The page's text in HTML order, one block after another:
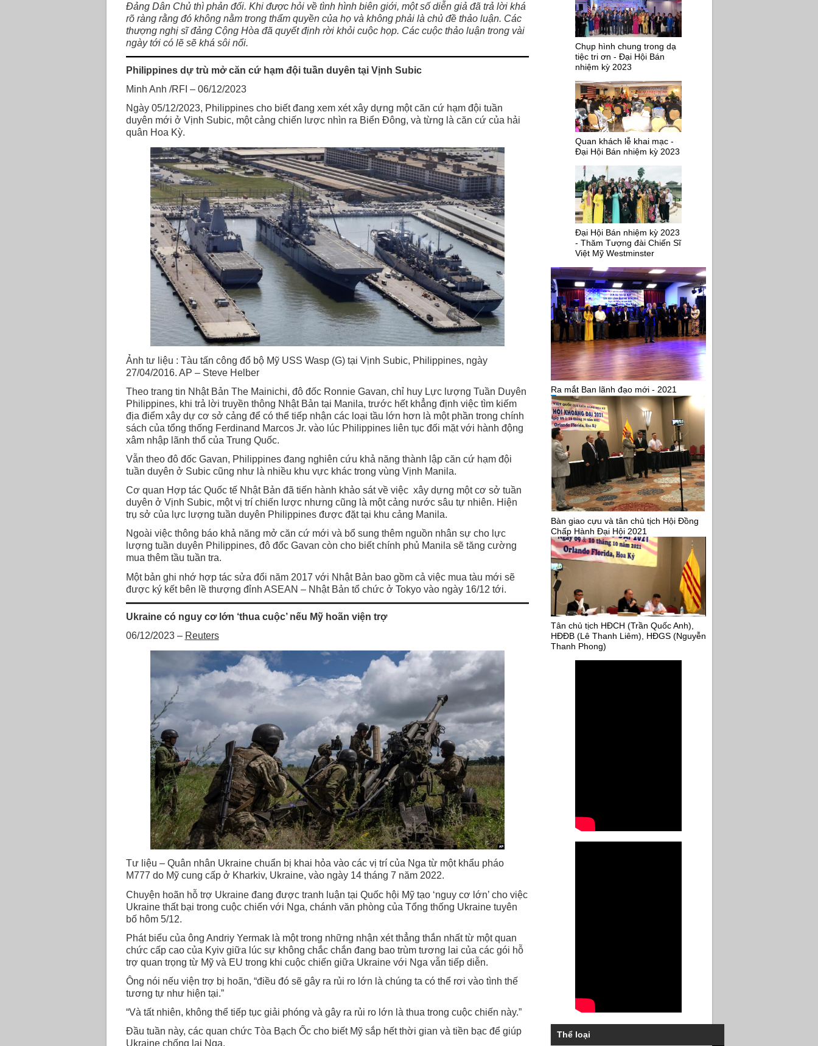
Đảng Dân Chủ thì phản đối. Khi được hỏi về tình hình biên giới, một số diễn giả đã trả lời khá
rõ ràng rằng đó không nằm trong thẩm quyền của họ và không phải là chủ đề thảo luận. Các
thượng nghị sĩ đảng Cộng Hòa đã quyết định rời khỏi cuộc họp. Các cuộc thảo luận trong vài
ngày tới có lẽ sẽ khá sôi nổi.
Philippines dự trù mở căn cứ hạm đội tuần duyên tại Vịnh Subic
Minh Anh /RFI – 06/12/2023
Ngày 05/12/2023, Philippines cho biết đang xem xét xây dựng một căn cứ hạm đội tuần
duyên mới ở Vịnh Subic, một cảng chiến lược nhìn ra Biển Đông, và từng là căn cứ của hải
quân Hoa Kỳ.
Ảnh tư liệu : Tàu tấn công đổ bộ Mỹ USS Wasp (G) tại Vịnh Subic, Philippines, ngày
27/04/2016. AP – Steve Helber
Theo trang tin Nhật Bản The Mainichi, đô đốc Ronnie Gavan, chỉ huy Lực lượng Tuần Duyên
Philippines, khi trả lời truyền thông Nhật Bản tại Manila, trước hết khẳng định việc tìm kiếm
địa điểm xây dự cơ sở cảng để có thể tiếp nhận các loại tầu lớn hơn là một phần trong chính
sách của tổng thống Ferdinand Marcos Jr. vào lúc Philippines liên tục đối mặt với hành động
xâm nhập lãnh thổ của Trung Quốc.
Vẫn theo đô đốc Gavan, Philippines đang nghiên cứu khả năng thành lập căn cứ hạm đội
tuần duyên ở Subic cũng như là nhiều khu vực khác trong vùng Vịnh Manila.
Cơ quan Hợp tác Quốc tế Nhật Bản đã tiến hành khảo sát về việc xây dựng một cơ sở tuần
duyên ở Vịnh Subic, một vị trí chiến lược nhưng cũng là một cảng nước sâu tự nhiên. Hiện
trụ sở của lực lượng tuần duyên Philippines được đặt tại khu cảng Manila.
Ngoài việc thông báo khả năng mở căn cứ mới và bổ sung thêm nguồn nhân sự cho lực
lượng tuần duyên Philippines, đô đốc Gavan còn cho biết chính phủ Manila sẽ tăng cường
mua thêm tầu tuần tra.
Một bản ghi nhớ hợp tác sửa đổi năm 2017 với Nhật Bản bao gồm cả việc mua tàu mới sẽ
được ký kết bên lề thượng đỉnh ASEAN – Nhật Bản tổ chức ở Tokyo vào ngày 16/12 tới.
Ukraine có nguy cơ lớn ‘thua cuộc’ nếu Mỹ hoãn viện trợ
06/12/2023 – Reuters
Tư liệu – Quân nhân Ukraine chuẩn bị khai hỏa vào các vị trí của Nga từ một khẩu pháo
M777 do Mỹ cung cấp ở Kharkiv, Ukraine, vào ngày 14 tháng 7 năm 2022.
Chuyện hoãn hỗ trợ Ukraine đang được tranh luận tại Quốc hội Mỹ tạo ‘nguy cơ lớn’ cho việc
Ukraine thất bại trong cuộc chiến với Nga, chánh văn phòng của Tổng thống Ukraine tuyên
bố hôm 5/12.
Phát biểu của ông Andriy Yermak là một trong những nhận xét thẳng thắn nhất từ một quan
chức cấp cao của Kyiv giữa lúc sự không chắc chắn đang bao trùm tương lai của các gói hỗ
trợ quan trọng từ Mỹ và EU trong khi cuộc chiến giữa Ukraine với Nga vẫn tiếp diễn.
Ông nói nếu viện trợ bị hoãn, “điều đó sẽ gây ra rủi ro lớn là chúng ta có thể rơi vào tình thế
tương tự như hiện tại.”
“Và tất nhiên, không thể tiếp tục giải phóng và gây ra rủi ro lớn là thua trong cuộc chiến này.”
Đầu tuần này, các quan chức Tòa Bạch Ốc cho biết Mỹ sắp hết thời gian và tiền bạc để giúp
Ukraine chống lại Nga.
Chụp hình chung trong dạ
tiệc tri ơn - Đại Hội Bán
nhiệm kỳ 2023
Quan khách lễ khai mạc -
Đại Hội Bán nhiệm kỳ 2023
Đại Hội Bán nhiệm kỳ 2023
- Thăm Tượng đài Chiến Sĩ
Việt Mỹ Westminster
Ra mắt Ban lãnh đạo mới - 2021
Bàn giao cựu và tân chủ tịch Hội Đồng
Chấp Hành Đại Hội 2021
Tân chủ tịch HĐCH (Trần Quốc Anh),
HĐĐB (Lê Thanh Liêm), HĐGS (Nguyễn
Thanh Phong)
Thể loại